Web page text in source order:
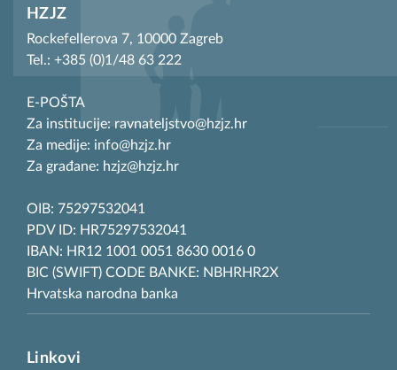
HZJZ
Rockefellerova 7, 10000 Zagreb
Tel.: +385 (0)1/48 63 222
E-POŠTA
Za institucije: ravnateljstvo@hzjz.hr
Za medije: info@hzjz.hr
Za građane: hzjz@hzjz.hr
OIB: 75297532041
PDV ID: HR75297532041
IBAN: HR12 1001 0051 8630 0016 0
BIC (SWIFT) CODE BANKE: NBHRHR2X
Hrvatska narodna banka
Linkovi